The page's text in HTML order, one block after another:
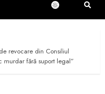
revocare din Consiliul
fără suport legal”